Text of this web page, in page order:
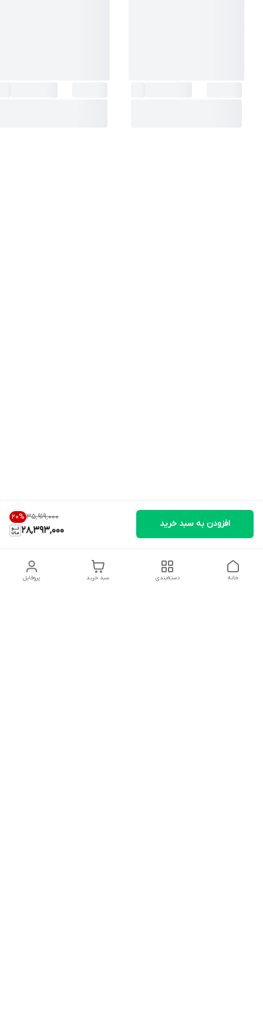
۳۵٬۹۱۹٬۰۰۰ 20%
28,393,000
افزودن به سبد خرید
پروفایل سبد خرید دسته‌بندی خانه